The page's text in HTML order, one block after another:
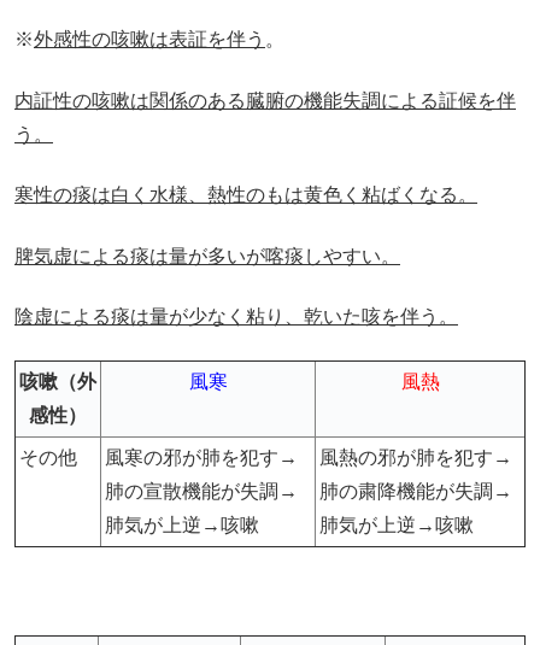
※外感性の咳嗽は表証を伴う 。
内証性の咳嗽は関係のある臓腑の機能失調による証候を伴
う。
寒性の痰は白く水様、熱性のもは黄色く粘ばくなる。
脾気虚による痰は量が多いが喀痰しやすい。
陰虚による痰は量が少なく粘り、乾いた咳を伴う。
咳嗽（外
感性）
風寒 風熱
その他
風寒の邪が肺を犯す→
肺の宣散機能が失調→
肺気が上逆→咳嗽
風熱の邪が肺を犯す→
肺の粛降機能が失調→
肺気が上逆→咳嗽